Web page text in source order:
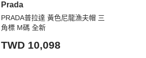
Prada
PRADA普拉達 黃色尼龍漁夫帽 三
角標 M碼 全新
TWD 10,098